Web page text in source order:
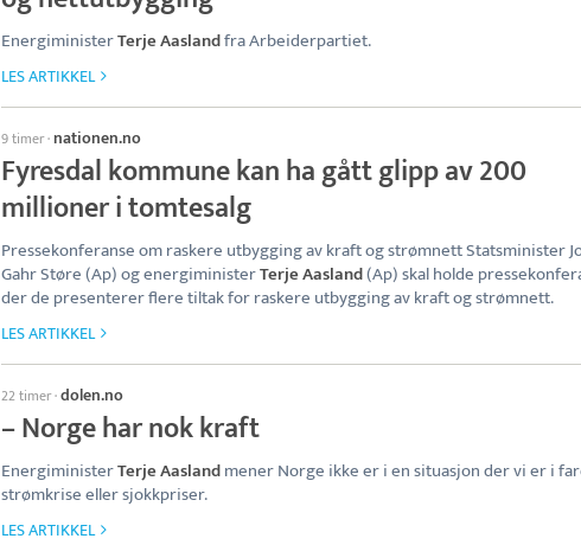
EnergiministerTerje Aaslandfra Arbeiderpartiet.
LES ARTIKKEL
9 timer· nationen.no
Fyresdal kommune kan ha gått glipp av 200
millioner i tomtesalg
Pressekonferanse om raskere utbygging av kraft og strømnett Statsminister
Gahr Støre (Ap) og energiministerTerje Aasland(Ap) skal holde
der de presenterer flere tiltak for raskere utbygging av kraft og strømnett.
LES ARTIKKEL
22 timer·dolen.no
– Norge har nok kraft
EnergiministerTerje Aaslandmener Norge ikke er i en situasjon der vi er i
strømkrise eller sjokkpriser.
LES ARTIKKEL